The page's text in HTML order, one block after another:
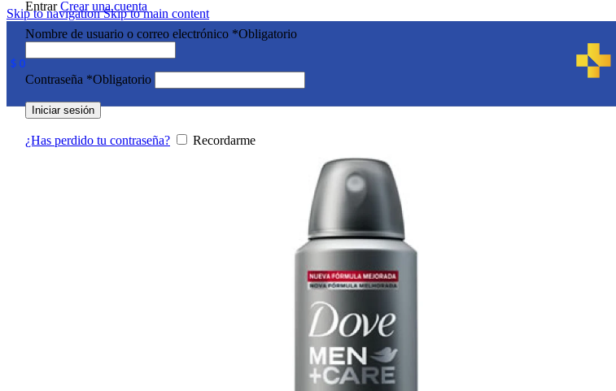
Skip to navigationSkip to main content
$ 0
EntrarCrear una cuenta
Nombre de usuario o correo electrónico *Obligatorio
Contraseña *Obligatorio
Iniciar sesión
¿Has perdido tu contraseña? Recordarme